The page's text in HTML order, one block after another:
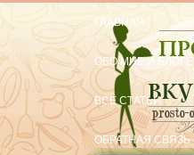
ГЛАВНАЯ
ОБО МНЕ И БЛОГЕ
ВСЕ СТАТЬИ
ОБРАТНАЯ СВЯЗЬ